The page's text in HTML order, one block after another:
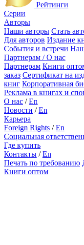
Рейтинги
Серии
Авторы
Наши авторы Стать
Для авторов Издание
События и встречи
Партнерам / О нас
Партнерам Книги
заказ Сертификат на
книг Корпоративная
Реклама в книгах и
О нас /En
Новости /En
Карьера
Foreign Rights /En
Социальная
Где купить
Контакты /En
Печать по требованию
Книги оптом